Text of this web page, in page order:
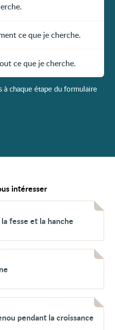
ce que je cherche.
ce que je cherche.
à chaque étape du formulaire
intéresser
fesse et la hanche
pendant la croissance